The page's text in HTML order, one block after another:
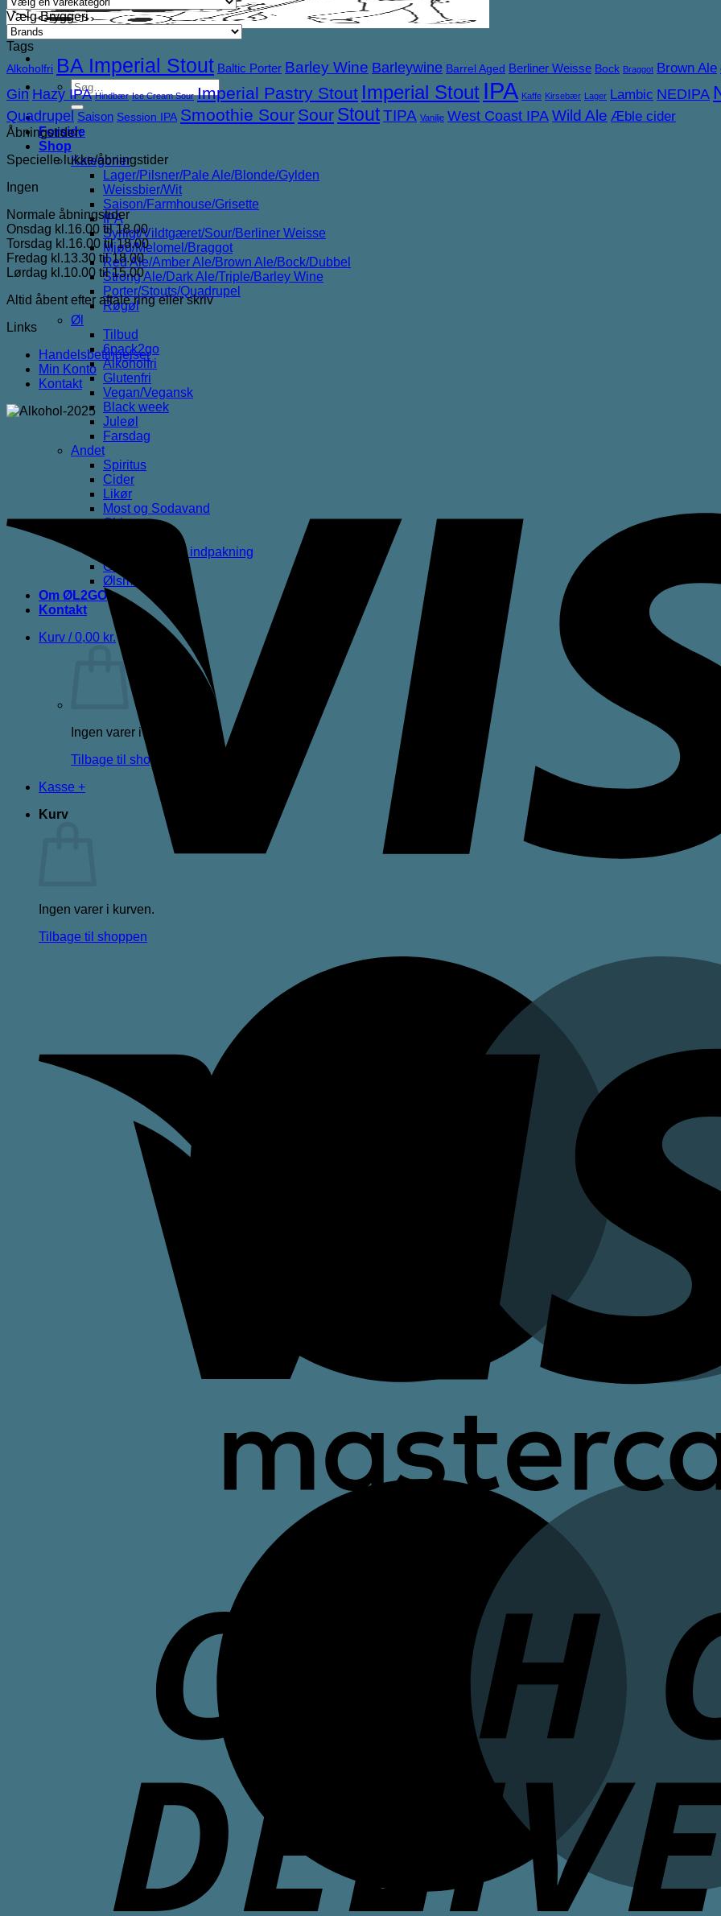
Søg
efter:
Forside
Shop
Kategorier
Lager/Pilsner/Pale Ale/Blonde/Gylden
Weissbier/Wit
Saison/Farmhouse/Grisette
IPA
Syrligt/Vildtgæret/Sour/Berliner Weisse
Mjød/Melomel/Braggot
Red Ale/Amber Ale/Brown Ale/Bock/Dubbel
Strong Ale/Dark Ale/Triple/Barley Wine
Porter/Stouts/Quadrupel
Røgøl
Øl
Tilbud
6pack2go
Alkoholfri
Glutenfri
Vegan/Vegansk
Black week
Juleøl
Farsdag
Andet
Spiritus
Cider
Likør
Most og Sodavand
Chips
Gaveæsker og indpakning
Glas
Ølsmagning
Om ØL2GO
Kontakt
Kurv /0,00 kr.
Ingen varer i kurven.
Tilbage til shoppen
Kasse +
Kurv
Ingen varer i kurven.
Tilbage til shoppen
Vælg Bryggeri
Tags
Alkoholfri BA Imperial Stout Baltic Porter Barley Wine Barleywine Barrel Aged Berliner Weisse Bock Braggot Brown Ale
Gin Hazy IPA Hindbær Ice Cream Sour Imperial Pastry Stout Imperial Stout IPA Kaffe Kirsebær Lager Lambic NEDIPA
Quadrupel Saison Session IPA Smoothie Sour Sour StoutTIPA Vanilje West Coast IPAWild Ale Æble cider
Åbningstider:
Specielle lukke/åbningstider
Ingen
Normale åbningstider
Onsdag kl.16.00 til 18.00
Torsdag kl.16.00 til 18.00
Fredag kl.13.30 til 18.00
Lørdag kl.10.00 til 15.00
Altid åbent efter aftale ring eller skriv
Links
Handelsbetingelser
Min Konto
Kontakt